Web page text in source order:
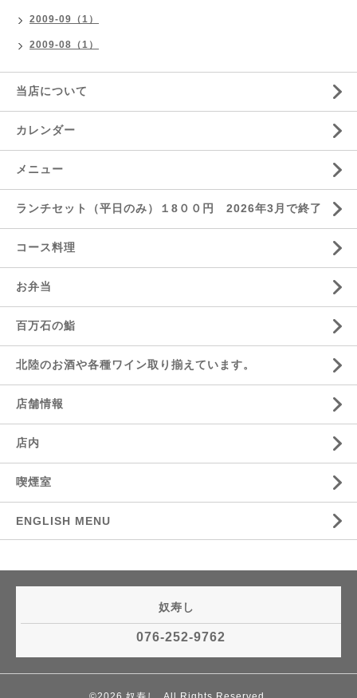
2009-09（1）
2009-08（1）
当店について
カレンダー
メニュー
ランチセット（平日のみ）１8００円 2026年3月で終了
コース料理
お弁当
百万石の鮨
北陸のお酒や各種ワイン取り揃えています。
店舗情報
店内
喫煙室
ENGLISH MENU
奴寿し
076-252-9762